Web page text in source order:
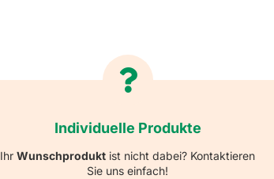
Individuelle Produkte
IhrWunschprodukt ist nicht dabei? Kontaktieren
Sie uns einfach!